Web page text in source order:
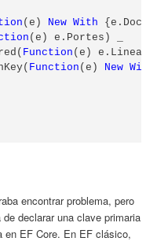
(e) New With
(e) e.Portes) _
Function (e) e.Linea) _
Function (e) New With
encontrar problema, pero
declarar una clave primaria
en EF Core. En EF clásico,